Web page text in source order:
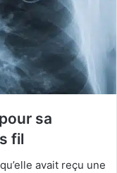
sa
fil
avait reçu une